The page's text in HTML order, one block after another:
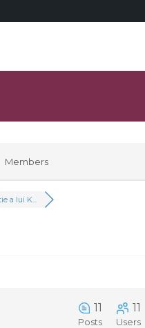
Members
a lui K...
11
Posts
11
Users